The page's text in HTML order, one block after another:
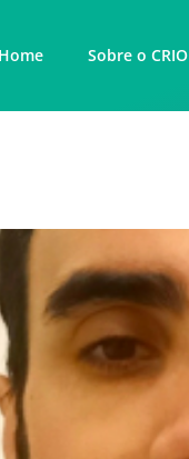
Home Sobre o CRIO